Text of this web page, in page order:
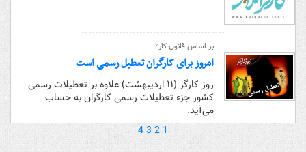
بر اساس قانون کار؛
امروز برای کارگران تعطیل رسمی است
روز کارگر (۱۱ اردیبهشت) علاوه بر تعطیلات رسمی
کشور جزء تعطیلات رسمی کارگران به حساب
می‌آید.
1
2
3
4